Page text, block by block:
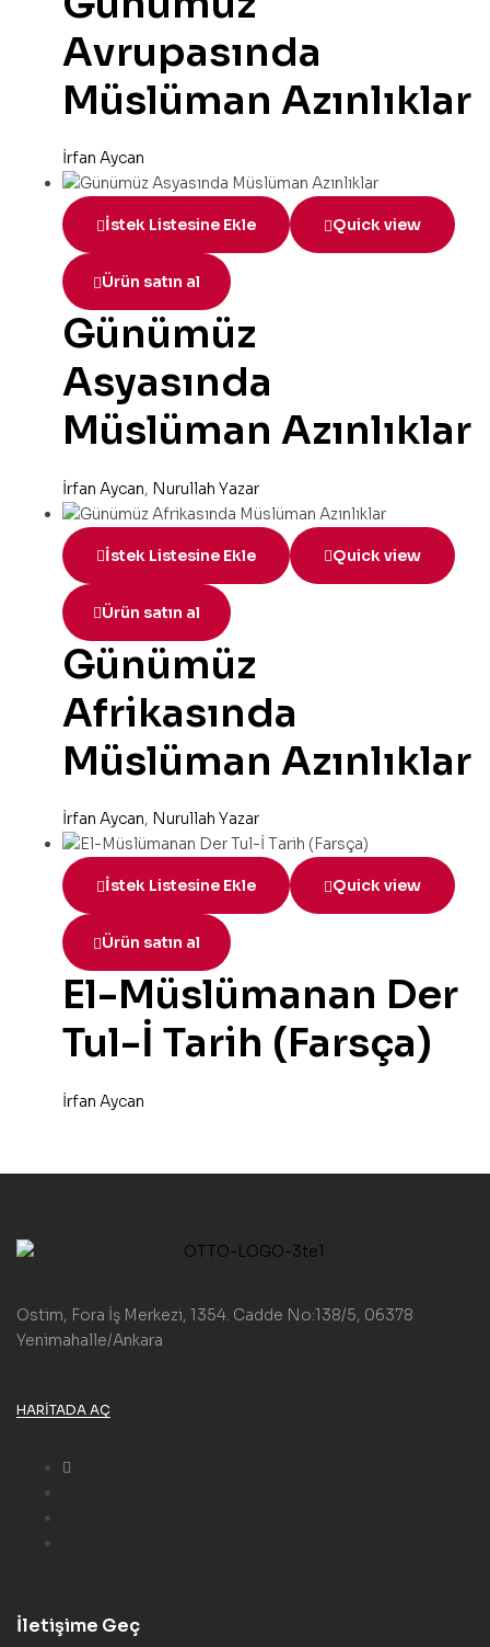
Avrupasında
Müslüman Azınlıklar
İrfan Aycan
İstek Listesine Ekle Quick view
Ürün satın al
Günümüz
Asyasında
Müslüman Azınlıklar
İrfan Aycan, Nurullah Yazar
İstek Listesine Ekle Quick view
Ürün satın al
Günümüz
Afrikasında
Müslüman Azınlıklar
İrfan Aycan, Nurullah Yazar
İstek Listesine Ekle Quick view
Ürün satın al
El-Müslümanan Der
Tul-İ Tarih (Farsça)
İrfan Aycan
Ostim, Fora İş Merkezi, 1354. Cadde No:138/5, 06378
Yenimahalle/Ankara
HARITADA AÇ
İletişime Geç